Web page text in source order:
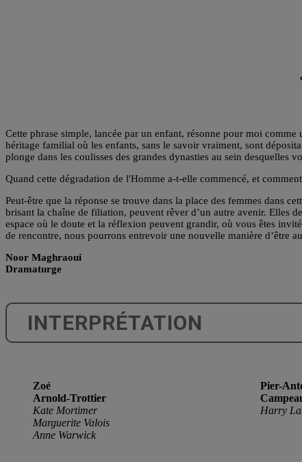
Cette phrase simple, lancée par un enfant, résonne pour moi
héritage familial où les enfants, sans le savoir vraiment, sont
plonge dans les coulisses des grandes dynasties au sein desquelles
Quand cette dégradation de l'Homme a-t-elle commencé, et
Peut-être que la réponse se trouve dans la place des femmes dans
brisant la chaîne de filiation, peuvent rêver d’un autre avenir. Elles
espace où le doute et la réflexion peuvent grandir, où vous êtes
de rencontre, nous pourrons entrevoir une nouvelle manière d’être
Noor Maghraoui
Dramaturge
INTERPRÉTATION
Zoé
Arnold-Trottier
Kate Mortimer
Marguerite Valois
Anne Warwick
Pier-
Harry